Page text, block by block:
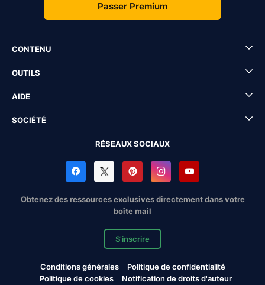
Passer Premium
CONTENU
OUTILS
AIDE
SOCIÉTÉ
RÉSEAUX SOCIAUX
Obtenez des ressources exclusives directement dans votre
boîte mail
S'inscrire
Conditions générales
Politique de confidentialité
Politique de cookies
Notification de droits d'auteur